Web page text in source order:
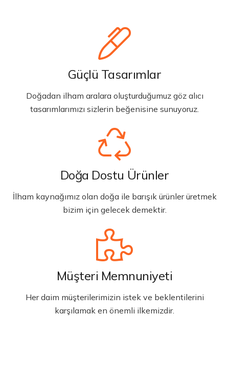
Güçlü Tasarımlar
Doğadan ilham aralara oluşturduğumuz göz alıcı
tasarımlarımızı sizlerin beğenisine sunuyoruz.
Doğa Dostu Ürünler
İlham kaynağımız olan doğa ile barışık ürünler üretmek
bizim için gelecek demektir.
Müşteri Memnuniyeti
Her daim müşterilerimizin istek ve beklentilerini
karşılamak en önemli ilkemizdir.